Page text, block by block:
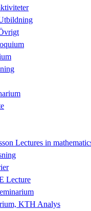
Lectures in
Lecture
KTH Analys